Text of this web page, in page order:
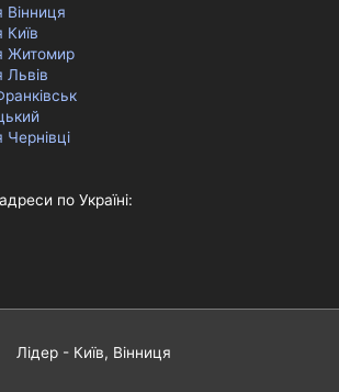
Вінниця
Київ
Житомир
Львів
по Україні:
Лідер - Київ, Вінниця